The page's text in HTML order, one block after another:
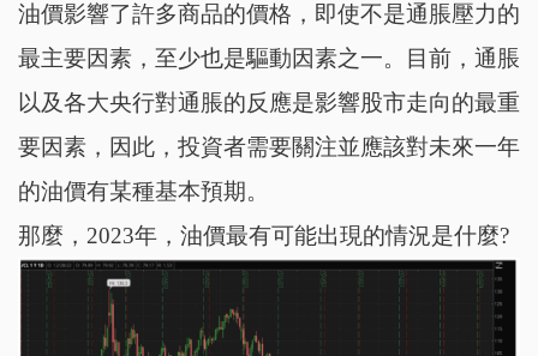
油價影響了許多商品的價格，即使不是通脹壓力的
最主要因素，至少也是驅動因素之一。目前，通脹
以及各大央行對通脹的反應是影響股市走向的最重
要因素，因此，投資者需要關注並應該對未來一年
的油價有某種基本預期。
那麼，2023年，油價最有可能出現的情況是什麼?